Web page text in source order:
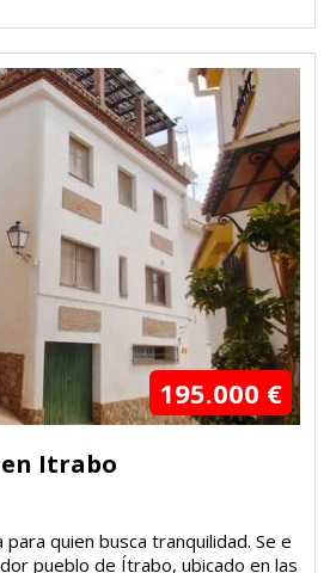
195.000 €
Itrabo
quien busca tranquilidad. Se e
pueblo de Ítrabo, ubicado en las